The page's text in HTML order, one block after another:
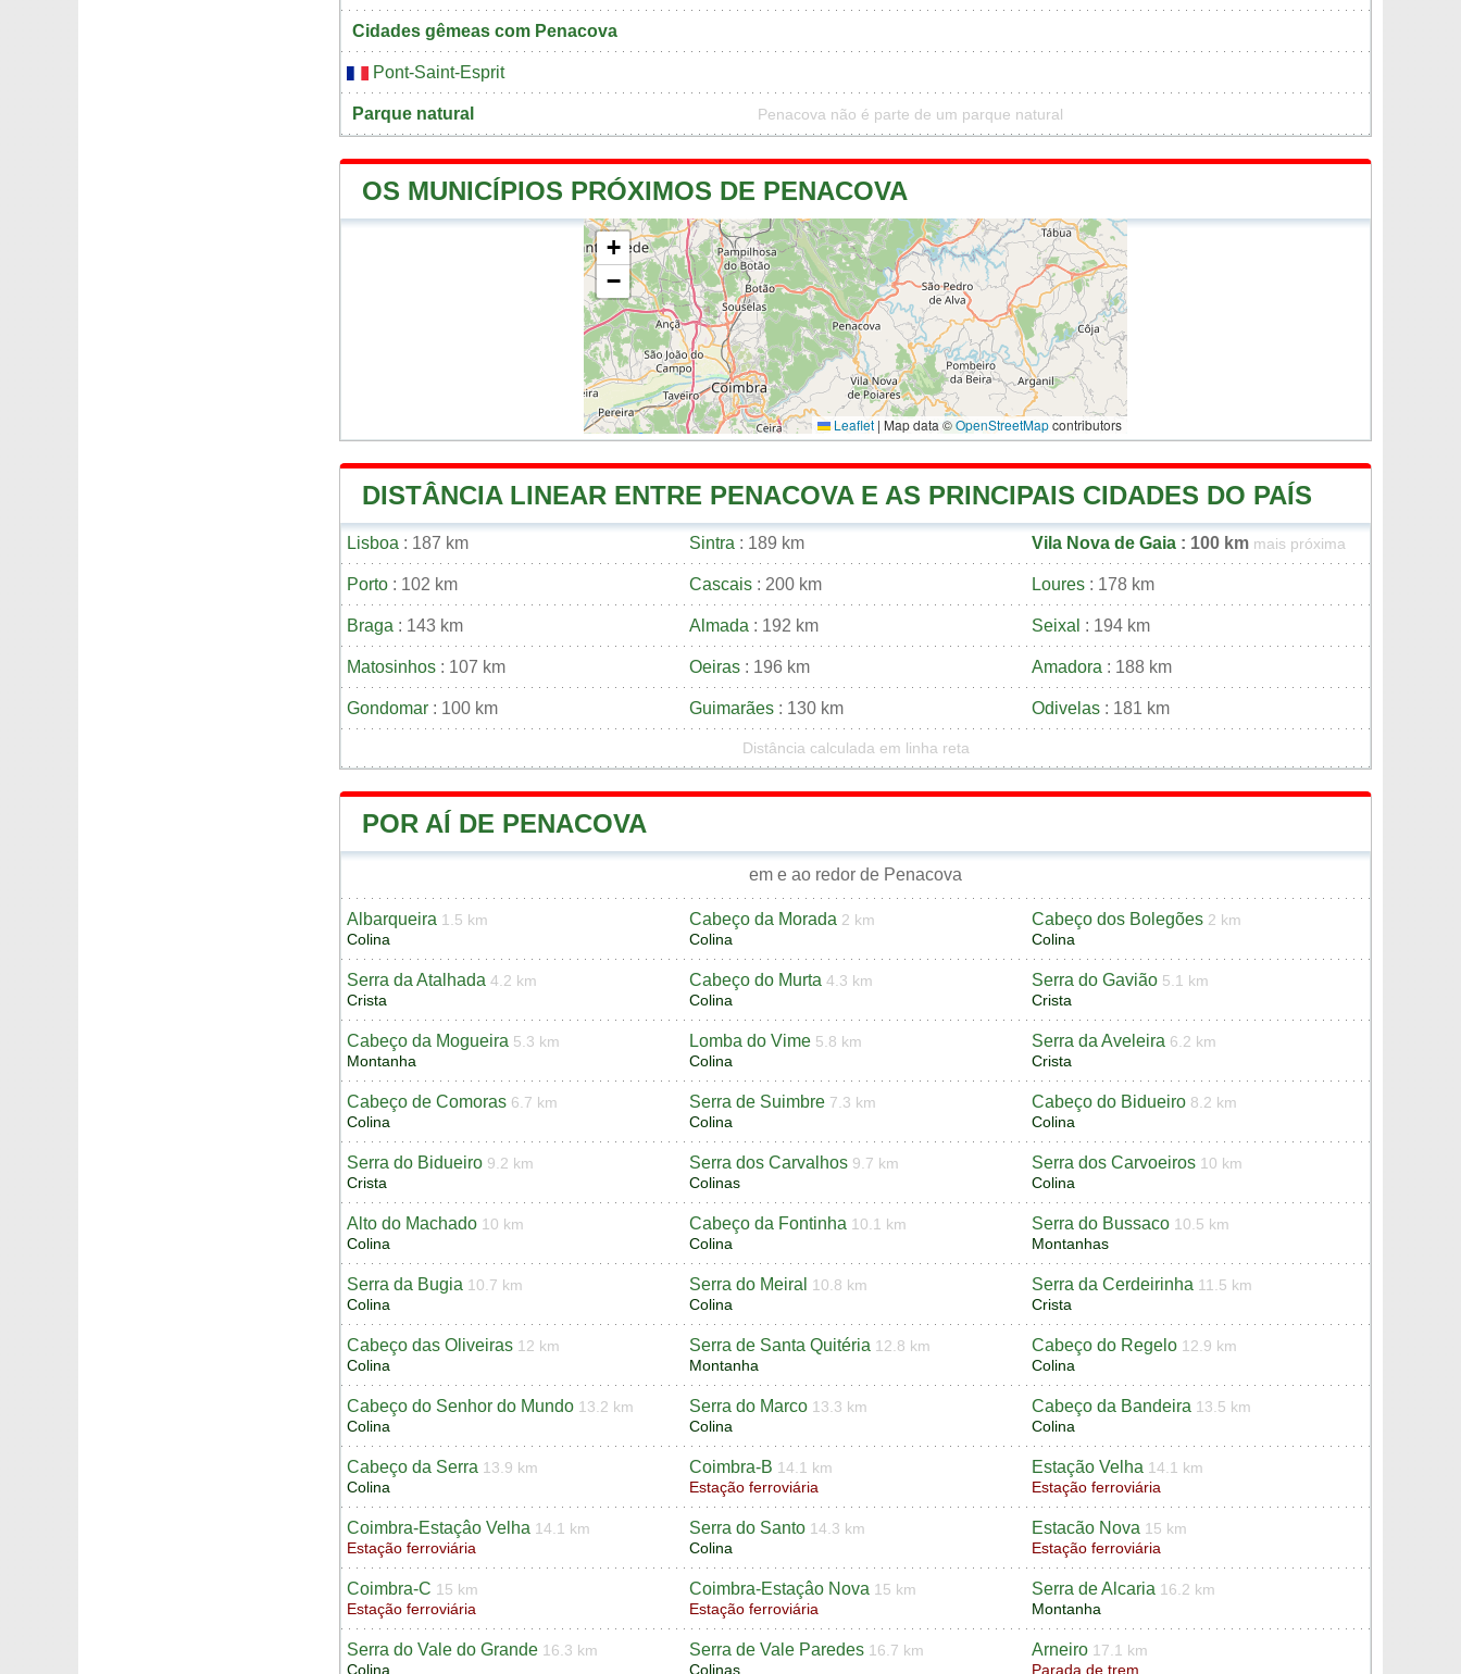
Cidades gêmeas com Penacova
Pont-Saint-Esprit
Parque natural Penacova não é parte de um parque natural
OS MUNICÍPIOS PRÓXIMOS DE PENACOVA
+
−
Leaflet | Map data ©OpenStreetMapcontributors
DISTÂNCIA LINEAR ENTRE PENACOVA E AS PRINCIPAIS CIDADES DO PAÍS
Lisboa : 187 km Sintra : 189 km Vila Nova de Gaia : 100 km mais próxima
Porto : 102 km Cascais : 200 km Loures : 178 km
Braga : 143 km Almada : 192 km Seixal : 194 km
Matosinhos : 107 km Oeiras : 196 km Amadora : 188 km
Gondomar : 100 km Guimarães : 130 km Odivelas : 181 km
Distância calculada em linha reta
POR AÍ DE PENACOVA
em e ao redor de Penacova
Albarqueira 1.5 km
Colina
Cabeço da Morada 2 km
Colina
Cabeço dos Bolegões 2 km
Colina
Serra da Atalhada 4.2 km
Crista
Cabeço do Murta 4.3 km
Colina
Serra do Gavião 5.1 km
Crista
Cabeço da Mogueira 5.3 km
Montanha
Lomba do Vime 5.8 km
Colina
Serra da Aveleira 6.2 km
Crista
Cabeço de Comoras 6.7 km
Colina
Serra de Suimbre 7.3 km
Colina
Cabeço do Bidueiro 8.2 km
Colina
Serra do Bidueiro 9.2 km
Crista
Serra dos Carvalhos 9.7 km
Colinas
Serra dos Carvoeiros 10 km
Colina
Alto do Machado 10 km
Colina
Cabeço da Fontinha 10.1 km
Colina
Serra do Bussaco 10.5 km
Montanhas
Serra da Bugia 10.7 km
Colina
Serra do Meiral
10.8 km
Colina
Serra da Cerdeirinha 11.5 km
Crista
Cabeço das Oliveiras 12 km
Colina
Serra de Santa Quitéria 12.8 km
Montanha
Cabeço do Regelo 12.9 km
Colina
Cabeço do Senhor do Mundo 13.2 km
Colina
Serra do Marco 13.3 km
Colina
Cabeço da Bandeira 13.5 km
Colina
Cabeço da Serra 13.9 km
Colina
Coimbra-B 14.1 km
Estação ferroviária
Estação Velha 14.1 km
Estação ferroviária
Coimbra-Estaçâo Velha 14.1 km
Estação ferroviária
Serra do Santo 14.3 km
Colina
Estacão Nova 15 km
Estação ferroviária
Coimbra-C 15 km
Estação ferroviária
Coimbra-Estaçâo Nova 15 km
Estação ferroviária
Serra de Alcaria 16.2 km
Montanha
Serra do Vale do Grande 16.3 km
Colina
Serra de Vale Paredes 16.7 km
Colinas
Arneiro 17.1 km
Parada de trem